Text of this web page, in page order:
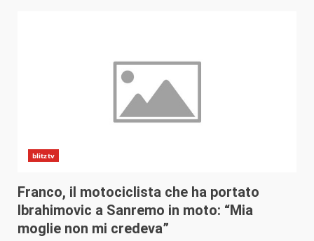
blitztv
Franco, il motociclista che ha portato
Ibrahimovic a Sanremo in moto: “Mia
moglie non mi credeva”